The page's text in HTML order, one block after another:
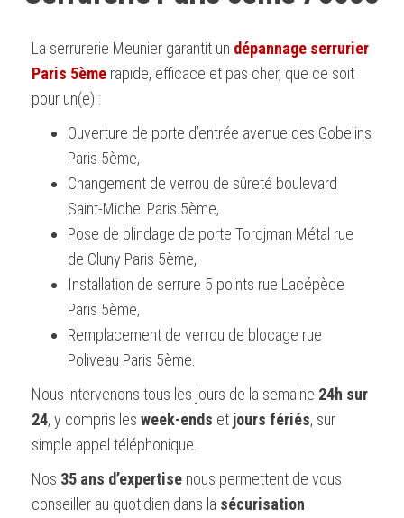
La serrurerie Meunier garantit un dépannage serrurier
Paris 5ème rapide, efficace et pas cher, que ce soit
pour un(e) :
Ouverture de porte d’entrée avenue des Gobelins
Paris 5ème,
Changement de verrou de sûreté boulevard
Saint-Michel Paris 5ème,
Pose de blindage de porte Tordjman Métal rue
de Cluny Paris 5ème,
Installation de serrure 5 points rue Lacépède
Paris 5ème,
Remplacement de verrou de blocage rue
Poliveau Paris 5ème.
Nous intervenons tous les jours de la semaine 24h sur
24, y compris les week-ends et jours fériés, sur
simple appel téléphonique.
Nos 35 ans d’expertise nous permettent de vous
conseiller au quotidien dans la sécurisation